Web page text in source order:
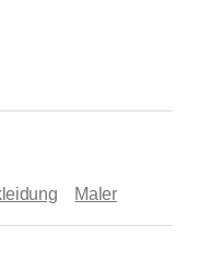
Maler